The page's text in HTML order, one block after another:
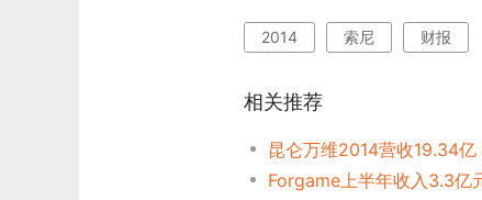
2014 索尼 财报
相关推荐
昆仑万维2014营收19.34
Forgame上半年收入3.3亿